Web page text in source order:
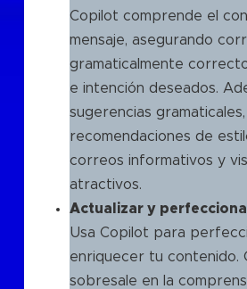
Copilot comprende el
mensaje, asegurando
gramaticalmente
e intención deseados.
sugerencias
recomendaciones de
correos informativos y
atractivos.
Actualizar y
Usa Copilot para
enriquecer tu contenido.
sobresale en la